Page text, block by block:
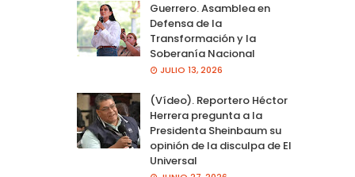
Guerrero. Asamblea en
Defensa de la
Transformación y la
Soberanía Nacional
JULIO 13, 2026
(Vídeo). Reportero Héctor
Herrera pregunta a la
Presidenta Sheinbaum su
opinión de la disculpa de El
Universal